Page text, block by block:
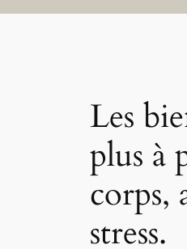
Les
plus à
corps,
stress.